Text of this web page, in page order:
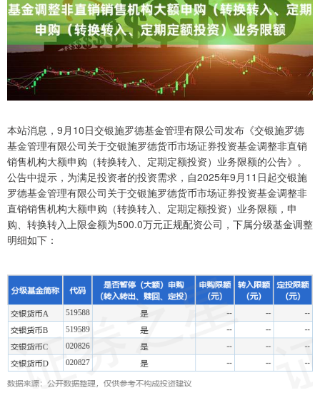
本站消息，9月10日交银施罗德基金管理有限公司发布《交银施罗德
基金管理有限公司关于交银施罗德货币市场证券投资基金调整非直销
销售机构大额申购（转换转入、定期定额投资）业务限额的公告》。
公告中提示，为满足投资者的投资需求，自2025年9月11日起交银施
罗德基金管理有限公司关于交银施罗德货币市场证券投资基金调整非
直销销售机构大额申购（转换转入、定期定额投资）业务限额，申
购、转换转入上限金额为500.0万元正规配资公司，下属分级基金调整
明细如下：